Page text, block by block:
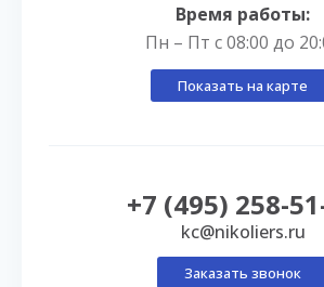
Время работы:
Пн – Пт с 08:00 до
Показать на карте
+7 (495) 258-
kc@nikoliers.ru
Заказать звонок